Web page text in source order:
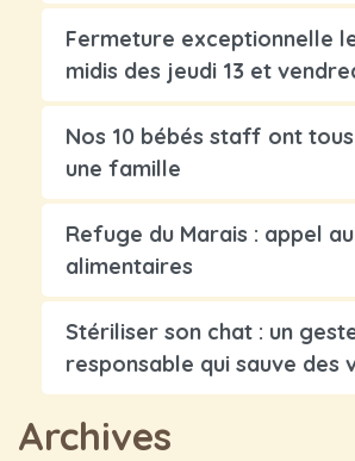
Fermeture exceptionnelle
midis des jeudi 13 et
Nos 10 bébés staff ont
une famille
Refuge du Marais : appel
alimentaires
Stériliser son chat : un
responsable qui sauve des
Archives